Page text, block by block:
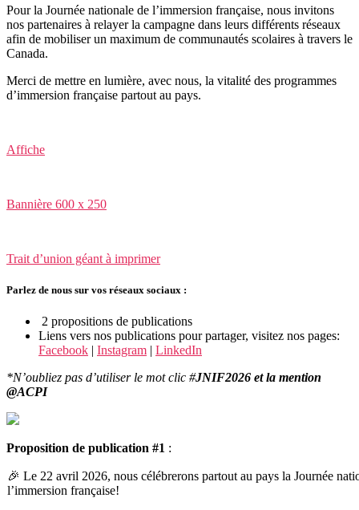
Pour la Journée nationale de l’immersion française, nous invitons
nos partenaires à relayer la campagne dans leurs différents réseaux
afin de mobiliser un maximum de communautés scolaires à travers le
Canada.
Merci de mettre en lumière, avec nous, la vitalité des programmes
d’immersion française partout au pays.
Affiche
Bannière 600 x 250
Trait d’union géant à imprimer
Parlez de nous sur vos réseaux sociaux :
2 propositions de publications
Liens vers nos publications pour partager, visitez nos pages:
Facebook | Instagram | LinkedIn
*N’oubliez pas d’utiliser le mot clic #JNIF2026 et la mention
@ACPI
Proposition de publication #1 :
🎉 Le 22 avril 2026, nous célébrerons partout au pays la Journée
l’immersion française!